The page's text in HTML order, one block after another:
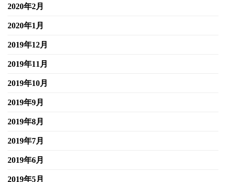
2020年2月
2020年1月
2019年12月
2019年11月
2019年10月
2019年9月
2019年8月
2019年7月
2019年6月
2019年5月